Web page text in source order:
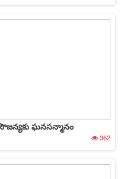
ఘనసన్మానం
362